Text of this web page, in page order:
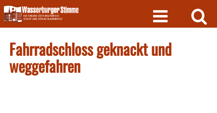
Skip
to
content
Fahrradschloss geknackt und
weggefahren